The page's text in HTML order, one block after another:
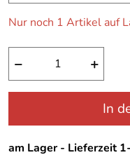
Nur noch 1 Artikel auf
− +
In
am Lager - Lieferzeit